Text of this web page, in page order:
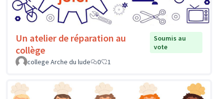
Un atelier de réparation au
collège
Soumis au
vote
college Arche du lude
0 1